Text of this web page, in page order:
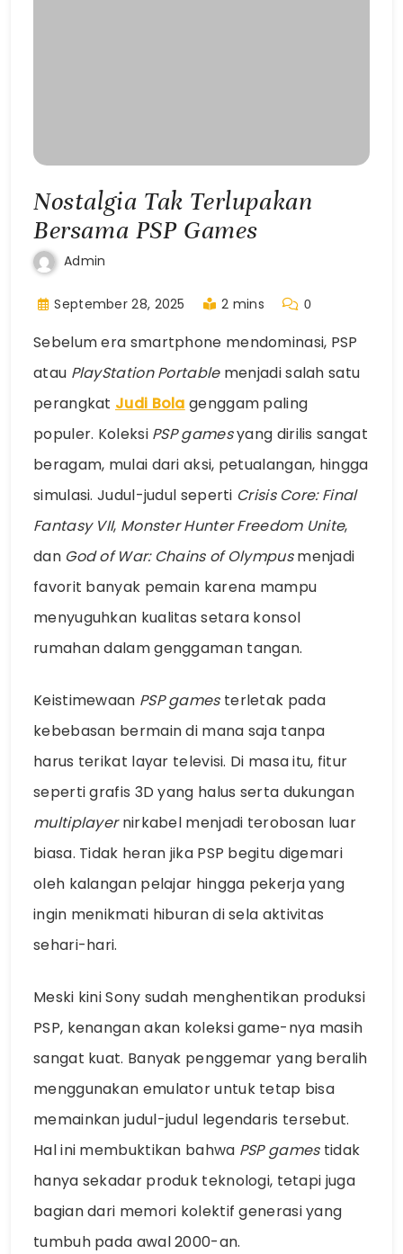
Nostalgia Tak Terlupakan
Bersama PSP Games
Admin
September 28, 2025 2 mins 0
Sebelum era smartphone mendominasi, PSP
atau PlayStation Portablemenjadi salah satu
perangkat Judi Bola genggam paling
populer. Koleksi PSP gamesyang dirilis sangat
beragam, mulai dari aksi, petualangan, hingga
simulasi. Judul-judul seperti Crisis Core: Final
Fantasy VII, Monster Hunter Freedom Unite,
dan God of War: Chains of Olympusmenjadi
favorit banyak pemain karena mampu
menyuguhkan kualitas setara konsol
rumahan dalam genggaman tangan.
Keistimewaan PSP gamesterletak pada
kebebasan bermain di mana saja tanpa
harus terikat layar televisi. Di masa itu, fitur
seperti grafis 3D yang halus serta dukungan
multiplayernirkabel menjadi terobosan luar
biasa. Tidak heran jika PSP begitu digemari
oleh kalangan pelajar hingga pekerja yang
ingin menikmati hiburan di sela aktivitas
sehari-hari.
Meski kini Sony sudah menghentikan produksi
PSP, kenangan akan koleksi game-nya masih
sangat kuat. Banyak penggemar yang beralih
menggunakan emulator untuk tetap bisa
memainkan judul-judul legendaris tersebut.
Hal ini membuktikan bahwa PSP gamestidak
hanya sekadar produk teknologi, tetapi juga
bagian dari memori kolektif generasi yang
tumbuh pada awal 2000-an.